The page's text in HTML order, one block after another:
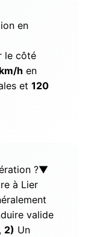
en
le côté
h en
et 120
?▼
à Lier
valide
2) Un